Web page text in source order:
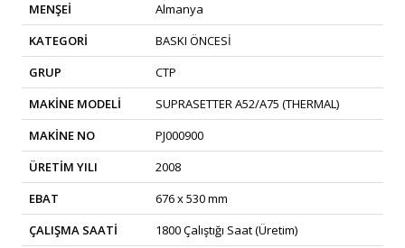
MENŞEİ
Almanya
KATEGORİ
BASKI ÖNCESİ
GRUP
CTP
MAKİNE MODELİ
SUPRASETTER A52/A75 (THERMAL)
MAKİNE NO
PJ000900
ÜRETİM YILI
2008
EBAT
676 x 530 mm
ÇALIŞMA SAATİ
1800 Çalıştığı Saat (Üretim)